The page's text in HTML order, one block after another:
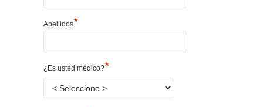
Apellidos*
¿Es usted médico?*